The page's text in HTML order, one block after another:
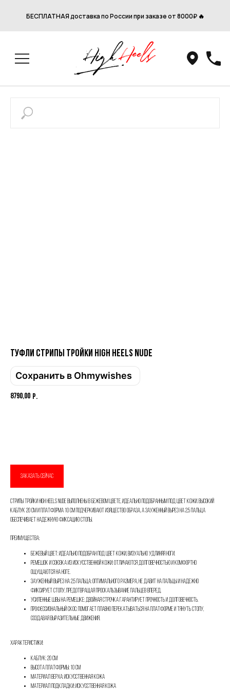
покупку! Подпишись на нашу рассылку
Имя
Телефон
Нажимая на кнопку, вы даете согласие на обработку своих
персональных данных согласно 152-ФЗ.Подробнее
БЕСПЛАТНАЯ доставка по России при заказе от 8000₽ 🔥
Туфли СТРИПЫ тройки High Heels NUDE
Сохранить в Ohmywishes
8790,00 р.
ЗАКАЗАТЬ СЕЙЧАС
Стрипы Тройки High Heels Nude выполнены в бежевом цвете, идеально подобранным под цвет кожи. Высокий
каблук 20 см и платформа 10 см подчеркивают изящество образа, а зауженный вырез на 2,5 пальца
обеспечивает надежную фиксацию стопы.
Преимущества:
Бежевый цвет: идеально подобран под цвет кожи, визуально удлиняя ноги.
Ремешок и союзка из искусственной кожи: отличаются долговечностью и комфортно
ощущаются на ноге.
Зауженный вырез на 2,5 пальца: оптимального размера, не давит на пальцы и надежно
фиксирует стопу, предотвращая проскальзывание пальцев вперед.
Усиленные швы на ремешке: двойная строчка гарантирует прочность и долговечность.
Профессиональный скос: помогает плавно перекатываться на платформе и тянуть стопу,
создавая выразительные движения.
Характеристики:
Каблук: 20 см
Высота платформы: 10 см
Материал верха: искусственная кожа
Материал подкладки: искусственная кожа